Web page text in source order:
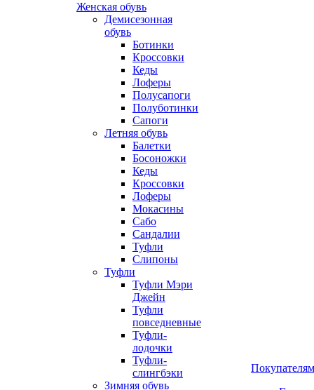
Женская обувь
Демисезонная
обувь
Ботинки
Кроссовки
Кеды
Лоферы
Полусапоги
Полуботинки
Сапоги
Летняя обувь
Балетки
Босоножки
Кеды
Кроссовки
Лоферы
Мокасины
Сабо
Сандалии
Туфли
Слипоны
Туфли
Туфли Мэри
Джейн
Туфли
повседневные
Туфли-
лодочки
Туфли-
слингбэки
Зимняя обувь
Покупателям